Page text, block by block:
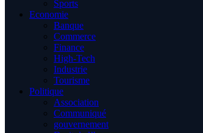
Sports
Economie
Banque
Commerce
Finance
High-Tech
Industrie
Tourisme
Politique
Association
Communiqué
gouvernement